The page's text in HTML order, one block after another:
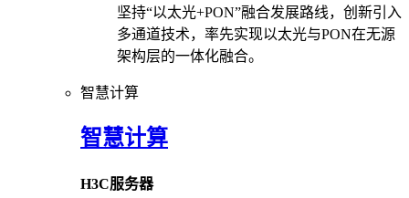
坚持“以太光+PON”融合发展路线，创新引入
多通道技术，率先实现以太光与PON在无源
架构层的一体化融合。
智慧计算
智慧计算
H3C服务器